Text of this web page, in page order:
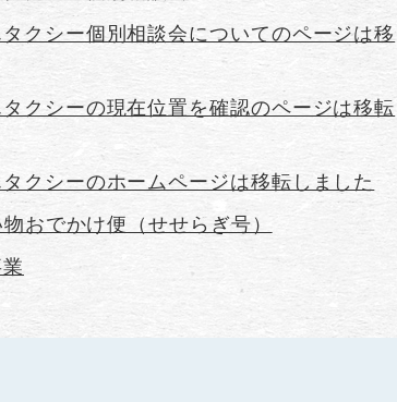
クシー個別相談会についてのページは移
クシーの現在位置を確認のページは移転
クシーのホームページは移転しました
おでかけ便（せせらぎ号）